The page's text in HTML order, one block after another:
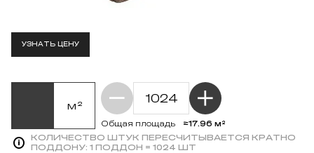
УЗНАТЬ ЦЕНУ
м²
Общая площадь
≈17.96 м²
КОЛИЧЕСТВО ШТУК ПЕРЕСЧИТЫВАЕТСЯ КРАТНО
ПОДДОНУ: 1 ПОДДОН = 1024 ШТ